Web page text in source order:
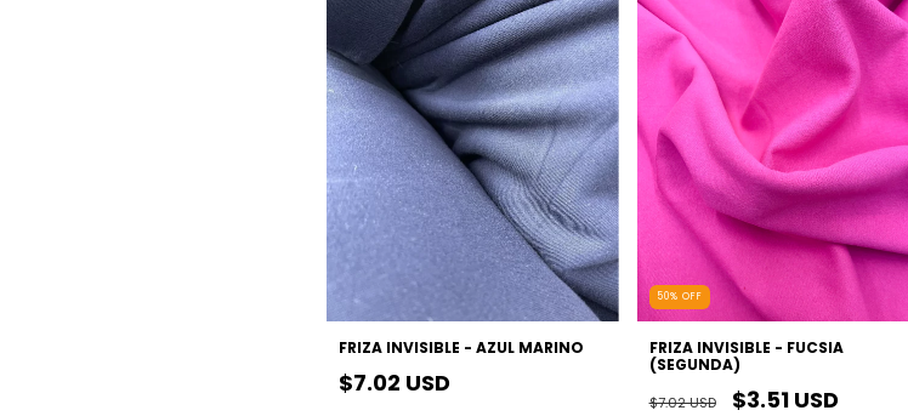
FRIZA INVISIBLE - AZUL MARINO
$7.02 USD
50% OFF
FRIZA INVISIBLE - FUCSIA
(SEGUNDA)
$7.02 USD $3.51 USD